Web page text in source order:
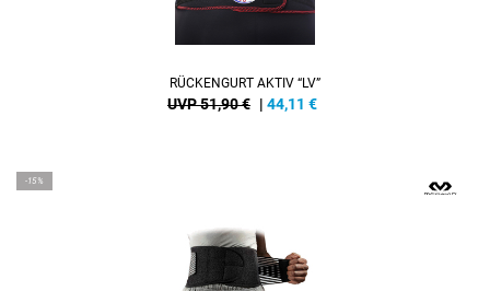
RÜCKENGURT AKTIV “LV”
UVP 51,90 € | 44,11 €
-15%